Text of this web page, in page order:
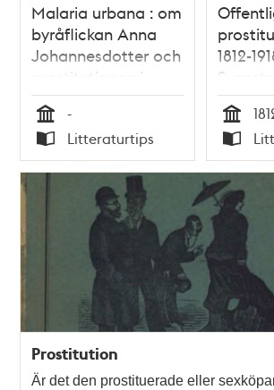
Malaria urbana : om
byråflickan Anna
Johannesdotter och
prostitutionen i
Stockholm kring
1900 / Rebecka
Lennartsson
Tid
-
Typ
Litteraturtips
1812-
Tid
Typ
Prostitution
Är det den prostituerade eller